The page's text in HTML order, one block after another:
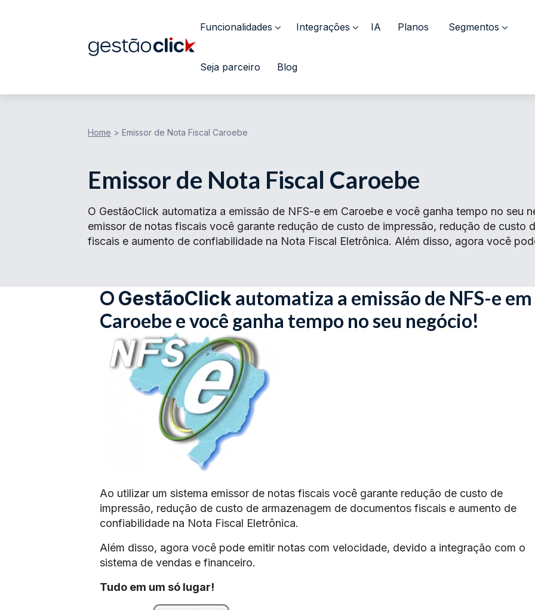
Funcionalidades Integrações IA Planos Segmentos
Seja parceiro Blog
Home > Emissor de Nota Fiscal Caroebe
Emissor de Nota Fiscal Caroebe
O GestãoClick automatiza a emissão de NFS-e em Caroebe e você ganha tempo no seu
emissor de notas fiscais você garante redução de custo de impressão, redução de custo
fiscais e aumento de confiabilidade na Nota Fiscal Eletrônica. Além disso, agora você
O GestãoClickautomatiza a emissão de NFS-e em
Caroebe e você ganha tempo no seu negócio!
Ao utilizar um sistema emissor de notas fiscais você garante redução de custo de
impressão, redução de custo de armazenagem de documentos fiscais e aumento de
confiabilidade na Nota Fiscal Eletrônica.
Além disso, agora você pode emitir notas com velocidade, devido a integração com o
sistema de vendas e financeiro.
Tudo em um só lugar!